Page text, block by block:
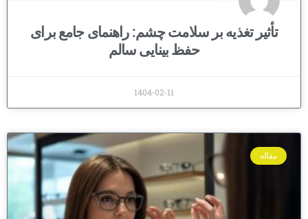
تأثیر تغذیه بر سلامت چشم: راهنمای جامع برای
حفظ بینایی سالم
1404-02-11
مقاله